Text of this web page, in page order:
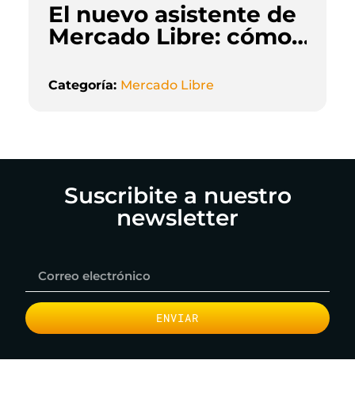
El nuevo asistente de
Mercado Libre: cómo
artificial está
Categoría: Mercado Libre
Suscribite a nuestro
newsletter
ENVIAR